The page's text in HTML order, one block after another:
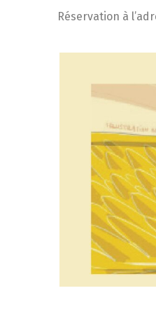
Réservation à